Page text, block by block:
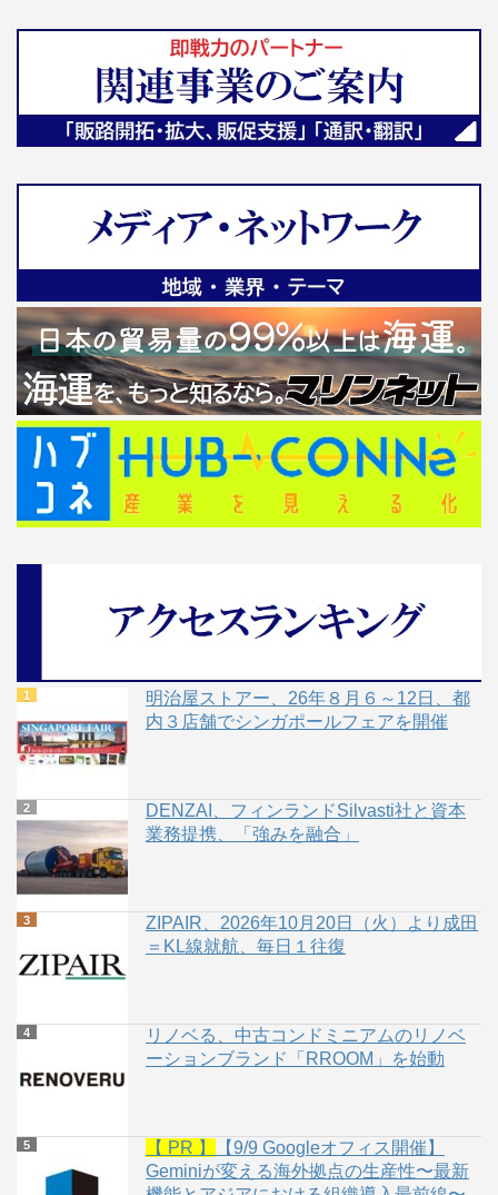
明治屋ストアー、26年８月６～12日、都
内３店舗でシンガポールフェアを開催
DENZAI、フィンランドSilvasti社と資本
業務提携、「強みを融合」
ZIPAIR、2026年10月20日（火）より成田
＝KL線就航、毎日１往復
リノベる、中古コンドミニアムのリノベ
ーションブランド「RROOM」を始動
【 PR 】
【9/9 Googleオフィス開催】
Geminiが変える海外拠点の生産性〜最新